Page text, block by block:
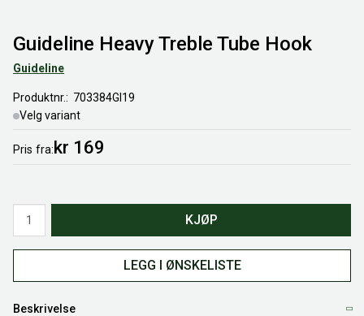
Guideline Heavy Treble Tube Hook
Guideline
Produktnr.
703384Gl19
Velg variant
Pris fra kr 169
KJØP
LEGG I ØNSKELISTE
Beskrivelse